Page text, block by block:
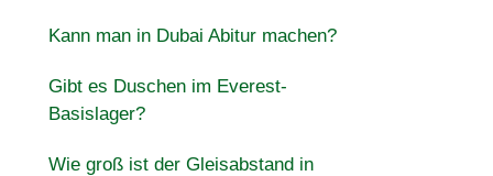
Kann man in Dubai Abitur machen?
Gibt es Duschen im Everest-
Basislager?
Wie groß ist der Gleisabstand in